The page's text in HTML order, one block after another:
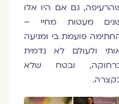
גם אם היו אלו
מעטות מחיי –
פועמת בי ומניעה
ולעולם לא נדמית
ובטח שלא